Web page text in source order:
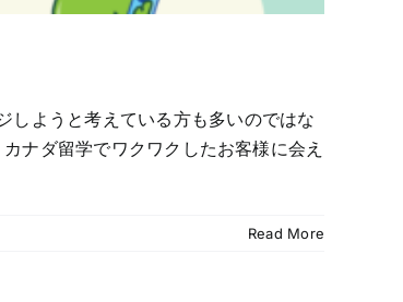
ようと考えている方も多いのではな
ナダ留学でワクワクしたお客様に会え
Read More